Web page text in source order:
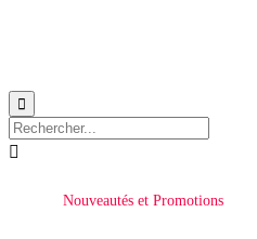


Nouveautés et Promotions